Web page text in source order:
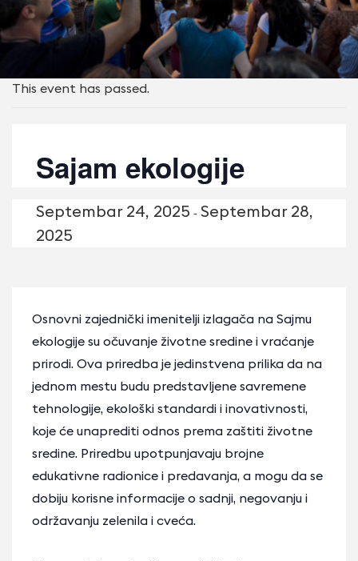
This event has passed.
Sajam ekologije
Septembаr 24, 2025 - Septembаr 28,
2025
Osnovni zajednički imenitelji izlagača na Sajmu
ekologije su očuvanje životne sredine i vraćanje
prirodi. Ova priredba je jedinstvena prilika da na
jednom mestu budu predstavljene savremene
tehnologije, ekološki standardi i inovativnosti,
koje će unaprediti odnos prema zaštiti životne
sredine. Priredbu upotpunjavaju brojne
edukativne radionice i predavanja, a mogu da se
dobiju korisne informacije o sadnji, negovanju i
održavanju zelenila i cveća.